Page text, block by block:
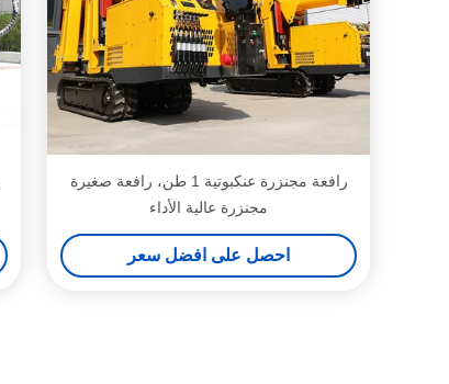
رافعة مجنزرة عنكبوتية 1 طن، رافعة صغيرة
مجنزرة عالية الأداء
احصل على افضل سعر